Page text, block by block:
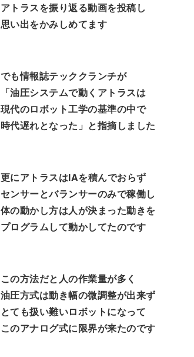
アトラスを振り返る動画を投稿し
思い出をかみしめてます
でも情報誌テッククランチが
「油圧システムで動くアトラスは
現代のロボット工学の基準の中で
時代遅れとなった」と指摘しました
更にアトラスはIAを積んでおらず
センサーとバランサーのみで稼働し
体の動かし方は人が決まった動きを
プログラムして動かしてたのです
この方法だと人の作業量が多く
油圧方式は動き幅の微調整が出来ず
とても扱い難いロボットになって
このアナログ式に限界が来たのです